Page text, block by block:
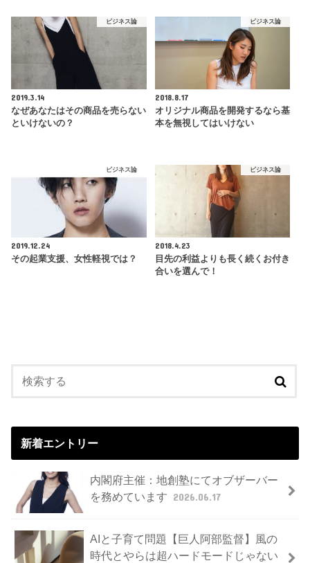
ビジネス論
2019.3.14
なぜあなたはその商品を売らない
といけないの？
ビジネス論
2018.8.17
オリジナル商品を開発するなら基
本を無視してはいけない
ビジネス論
2019.12.24
その起業支援、女性軽視では？
ビジネス論
2018.4.23
目先の利益よりも長く続くお付き
合いを選んで！
新着エントリー
内閣府主催：地創塾にてオブザーバー
を務めています 2026.06.17
AIと子育て問題【巨人阿部監督】風の
時代とやらは超ハードモードじゃない